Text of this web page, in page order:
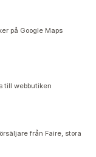
på Google Maps
till webbutiken
från Faire, stora